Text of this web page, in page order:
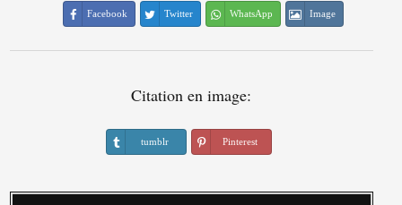
Facebook Twitter WhatsApp Image
Citation en image:
tumblr Pinterest